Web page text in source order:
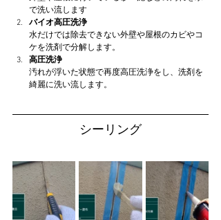
で洗い流します
バイオ高圧洗浄
水だけでは除去できない外壁や屋根のカビやコ
ケを洗剤で分解します。
高圧洗浄
汚れが浮いた状態で再度高圧洗浄をし、洗剤を
綺麗に洗い流します。
シーリング